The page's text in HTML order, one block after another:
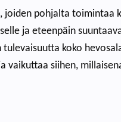
joiden pohjalta toimintaa
ja eteenpäin
koko
vaikuttaa siihen,